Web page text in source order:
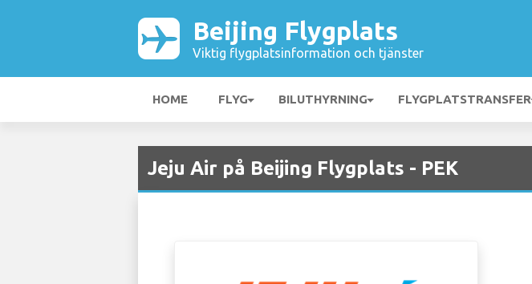
Beijing Flygplats
Viktig flygplatsinformation och tjänster
HOME FLYG BILUTHYRNING FLYGPLATSTRANSFER
Jeju Air på Beijing Flygplats - PEK